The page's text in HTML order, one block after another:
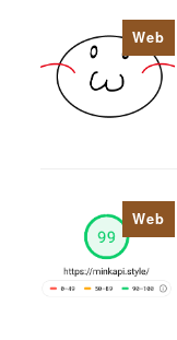
Web
Web